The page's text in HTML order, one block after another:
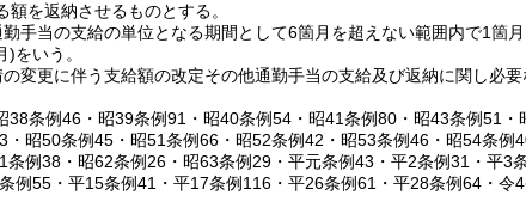
を返納させるものとする。
手当の支給の単位となる期間として6箇月を超えない範囲内で1箇
)をいう。
変更に伴う支給額の改定その他通勤手当の支給及び返納に関し必
条例46・昭39条例91・昭40条例54・昭41条例80・昭43条例51
昭50条例45・昭51条例66・昭52条例42・昭53条例46・昭54条例
例38・昭62条例26・昭63条例29・平元条例43・平2条例31・平3
例55・平15条例41・平17条例116・平26条例61・平28条例64・令